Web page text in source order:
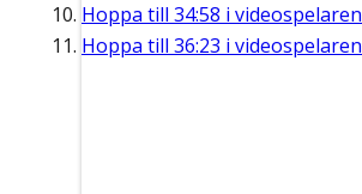
Hoppa till 34:58 i videospelaren
Hoppa till 36:23 i videospelaren